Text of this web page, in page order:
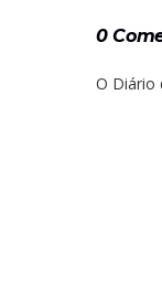
0
O Diário